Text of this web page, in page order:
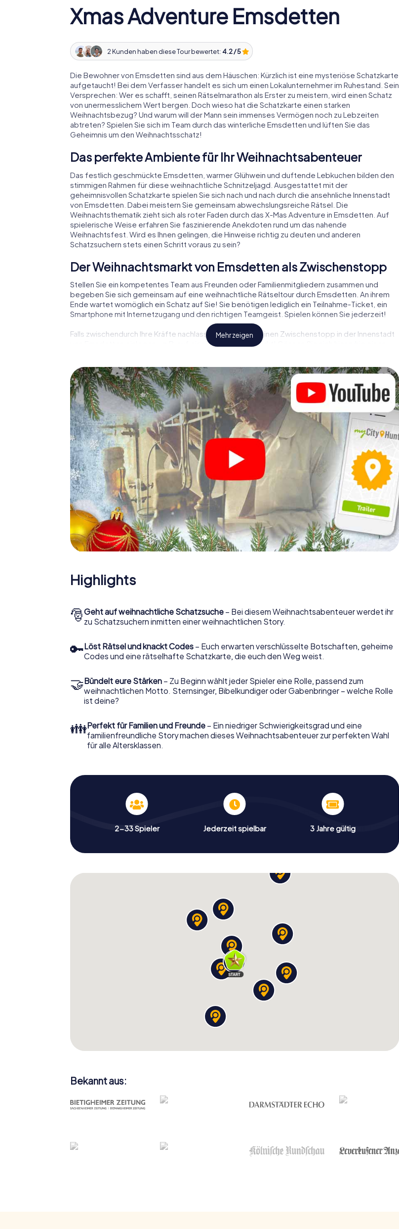
Xmas Adventure Emsdetten
2 Kunden haben diese Tour bewertet: 4.2 / 5
Die Bewohner von Emsdetten sind aus dem Häuschen: Kürzlich ist eine mysteriöse Schatzkarte
aufgetaucht! Bei dem Verfasser handelt es sich um einen Lokalunternehmer im Ruhestand. Sein
Versprechen: Wer es schafft, seinen Rätselmarathon als Erster zu meistern, wird einen Schatz
von unermesslichem Wert bergen. Doch wieso hat die Schatzkarte einen starken
Weihnachtsbezug? Und warum will der Mann sein immenses Vermögen noch zu Lebzeiten
abtreten? Spielen Sie sich im Team durch das winterliche Emsdetten und lüften Sie das
Geheimnis um den Weihnachtsschatz!
Das perfekte Ambiente für Ihr Weihnachtsabenteuer
Das festlich geschmückte Emsdetten, warmer Glühwein und duftende Lebkuchen bilden den
stimmigen Rahmen für diese weihnachtliche Schnitzeljagd. Ausgestattet mit der
geheimnisvollen Schatzkarte spielen Sie sich nach und nach durch die ansehnliche Innenstadt
von Emsdetten. Dabei meistern Sie gemeinsam abwechslungsreiche Rätsel. Die
Weihnachtsthematik zieht sich als roter Faden durch das X-Mas Adventure in Emsdetten. Auf
spielerische Weise erfahren Sie faszinierende Anekdoten rund um das nahende
Weihnachtsfest. Wird es Ihnen gelingen, die Hinweise richtig zu deuten und anderen
Schatzsuchern stets einen Schritt voraus zu sein?
Der Weihnachtsmarkt von Emsdetten als Zwischenstopp
Stellen Sie ein kompetentes Team aus Freunden oder Familienmitgliedern zusammen und
begeben Sie sich gemeinsam auf eine weihnachtliche Rätseltour durch Emsdetten. An ihrem
Ende wartet womöglich ein Schatz auf Sie! Sie benötigen lediglich ein Teilnahme-Ticket, ein
Smartphone mit Internetzugang und den richtigen Teamgeist. Spielen können Sie jederzeit!
Falls zwischendurch Ihre Kräfte nachlassen, können Sie einen Zwischenstopp in der Innenstadt
von Emsdetten einlegen – z.B. auf einem Weihnachtsmarkt! Gönnen Sie sich hier ruhig einen
Eine spannende Option für Ihre Weihnachtsfeier in
Emsdetten
Das myCityHunt X-Mas Adventure eignet sich auch hervorragend als Programmpunkt Ihrer
Weihnachtsfeier in Emsdetten: So kann eine interaktive Schnitzeljagd das gastronomische
Programm Ihrer Weihnachtsfeier in Emsdetten ergänzen. Und auch ein Ausflug zum
Weihnachtsmarkt von Emsdetten wird mit dem X-Mas Adventure zu einem Highlight. Schließlich
bietet die Smartphone Schnitzeljagd alles was man von einer perfekten Weihnachtsfeier in
Emsdetten erwartet: Spaß, Teambuilding und eine stimmungsvolle Weihnachtsthematik.
Gönnen Sie Ihren Kollegen also einen unvergesslichen Ausklang des Jahres und planen Sie
unser X-Mas Adventure als Programmpunkt Ihrer Weihnachtsfeier in Emsdetten ein!
Mehr zeigen
Highlights
🎅Geht auf weihnachtliche Schatzsuche – Bei diesem Weihnachtsabenteuer werdet ihr
zu Schatzsuchern inmitten einer weihnachtlichen Story.
🔑Löst Rätsel und knackt Codes – Euch erwarten verschlüsselte Botschaften, geheime
Codes und eine rätselhafte Schatzkarte, die euch den Weg weist.
🤝Bündelt eure Stärken – Zu Beginn wählt jeder Spieler eine Rolle, passend zum
weihnachtlichen Motto. Sternsinger, Bibelkundiger oder Gabenbringer – welche Rolle
ist deine?
👪Perfekt für Familien und Freunde – Ein niedriger Schwierigkeitsgrad und eine
familienfreundliche Story machen dieses Weihnachtsabenteuer zur perfekten Wahl
für alle Altersklassen.
2-33 Spieler Jederzeit spielbar 3 Jahre gültig
Bekannt aus: